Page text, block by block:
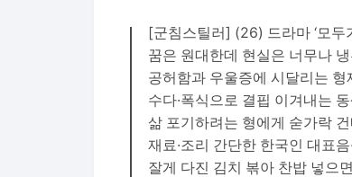
[군침스틸러] (26) 드라마 ‘모두
꿈은 원대한데 현실은 너무나
공허함과 우울증에 시달리는 형
수다·폭식으로 결핍 이겨내는 동
삶 포기하려는 형에게 숟가락 건
재료·조리 간단한 한국인 대표음
잘게 다진 김치 볶아 찬밥 넣으